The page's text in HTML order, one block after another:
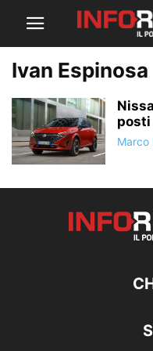
Ivan Espinosa
Marco